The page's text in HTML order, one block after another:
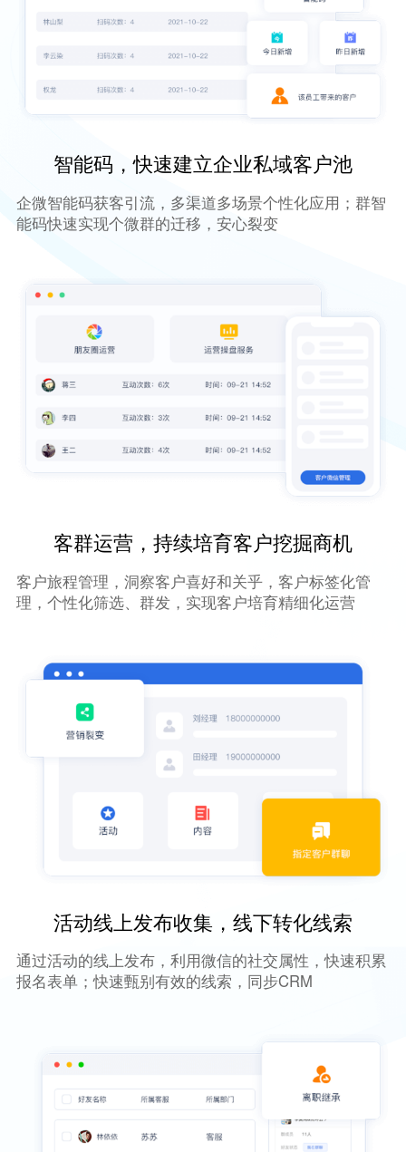
智能码，快速建立企业私域客户池
企微智能码获客引流，多渠道多场景个性化应用；群智
能码快速实现个微群的迁移，安心裂变
客群运营，持续培育客户挖掘商机
客户旅程管理，洞察客户喜好和关乎，客户标签化管
理，个性化筛选、群发，实现客户培育精细化运营
活动线上发布收集，线下转化线索
通过活动的线上发布，利用微信的社交属性，快速积累
报名表单；快速甄别有效的线索，同步CRM